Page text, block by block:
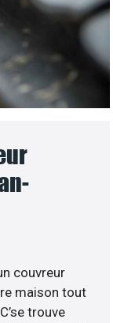
couvreur
maison tout
trouve